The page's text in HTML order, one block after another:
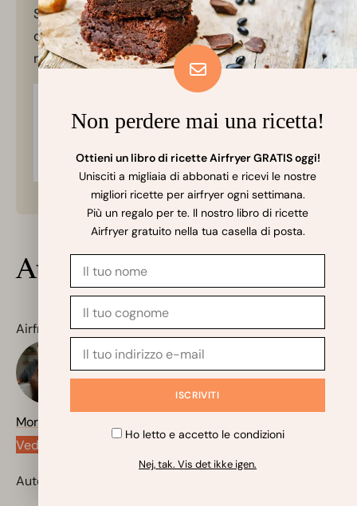
Scansiona il codice QR con il telefono e
ottieni la ricetta direttamente sul mobile
mentre cucini.
Autore
Airfryerkogebogen.dk
Morten Jensen
Vedi tutte le ricette dell'autore
Autore del ricettario Airfryer
Non perdere mai una ricetta!
Ottieni un libro di ricette Airfryer GRATIS oggi!
Unisciti a migliaia di abbonati e ricevi le nostre
migliori ricette per airfryer ogni settimana.
Più un regalo per te. Il nostro libro di ricette
Airfryer gratuito nella tua casella di posta.
Ho letto e accetto le condizioni
Nej, tak. Vis det ikke igen.
✨Chiedi allo Chef IA